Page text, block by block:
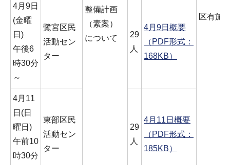
整備計画
（素案）
について
区有施
4月9日
(金曜
日)
午後6
時30分
～
鷺宮区民
活動セン
ター
29
人
4月9日概要
（PDF形式：
168KB）
4月11
日(日
曜日)
午前10
時30分
東部区民
活動セン
ター
29
人
4月11日概要
（PDF形式：
185KB）